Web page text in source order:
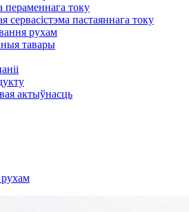
пераменнага току
сервасістэма пастаяннага току
рухам
тавары
актыўнасць
рухам